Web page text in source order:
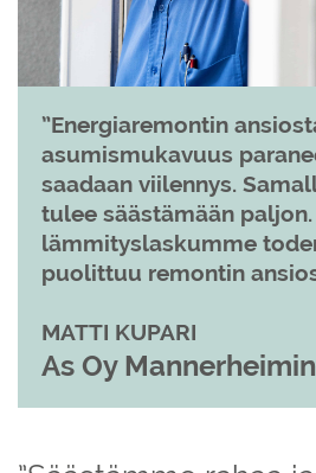
Energiaremontin
asumismukavuus
saadaan viilennys.
tulee säästämään
lämmityslaskumme
puolittuu remontin
MATTI KUPARI
As Oy